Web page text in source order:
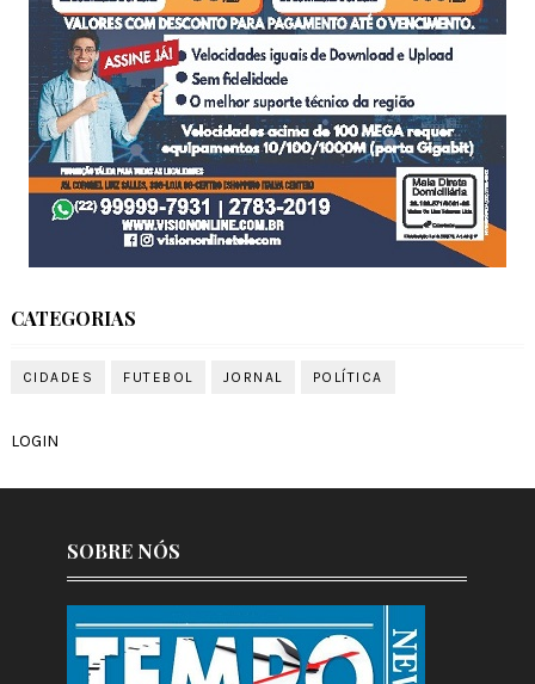
CATEGORIAS
CIDADES FUTEBOL JORNAL POLÍTICA
LOGIN
SOBRE NÓS